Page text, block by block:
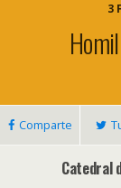
3
Comparte
Catedral